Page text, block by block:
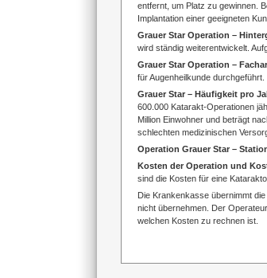
entfernt, um Platz zu gewinnen.
Implantation einer geeigneten
Grauer Star Operation –
wird ständig weiterentwickelt.
Grauer Star Operation –
für Augenheilkunde durchgeführt.
Grauer Star – Häufigkeit pro
600.000 Katarakt-Operationen
Million Einwohner und beträgt
schlechten medizinischen
Operation Grauer Star –
Kosten der Operation und
sind die Kosten für eine
Die Krankenkasse übernimmt
nicht übernehmen. Der
welchen Kosten zu rechnen ist.